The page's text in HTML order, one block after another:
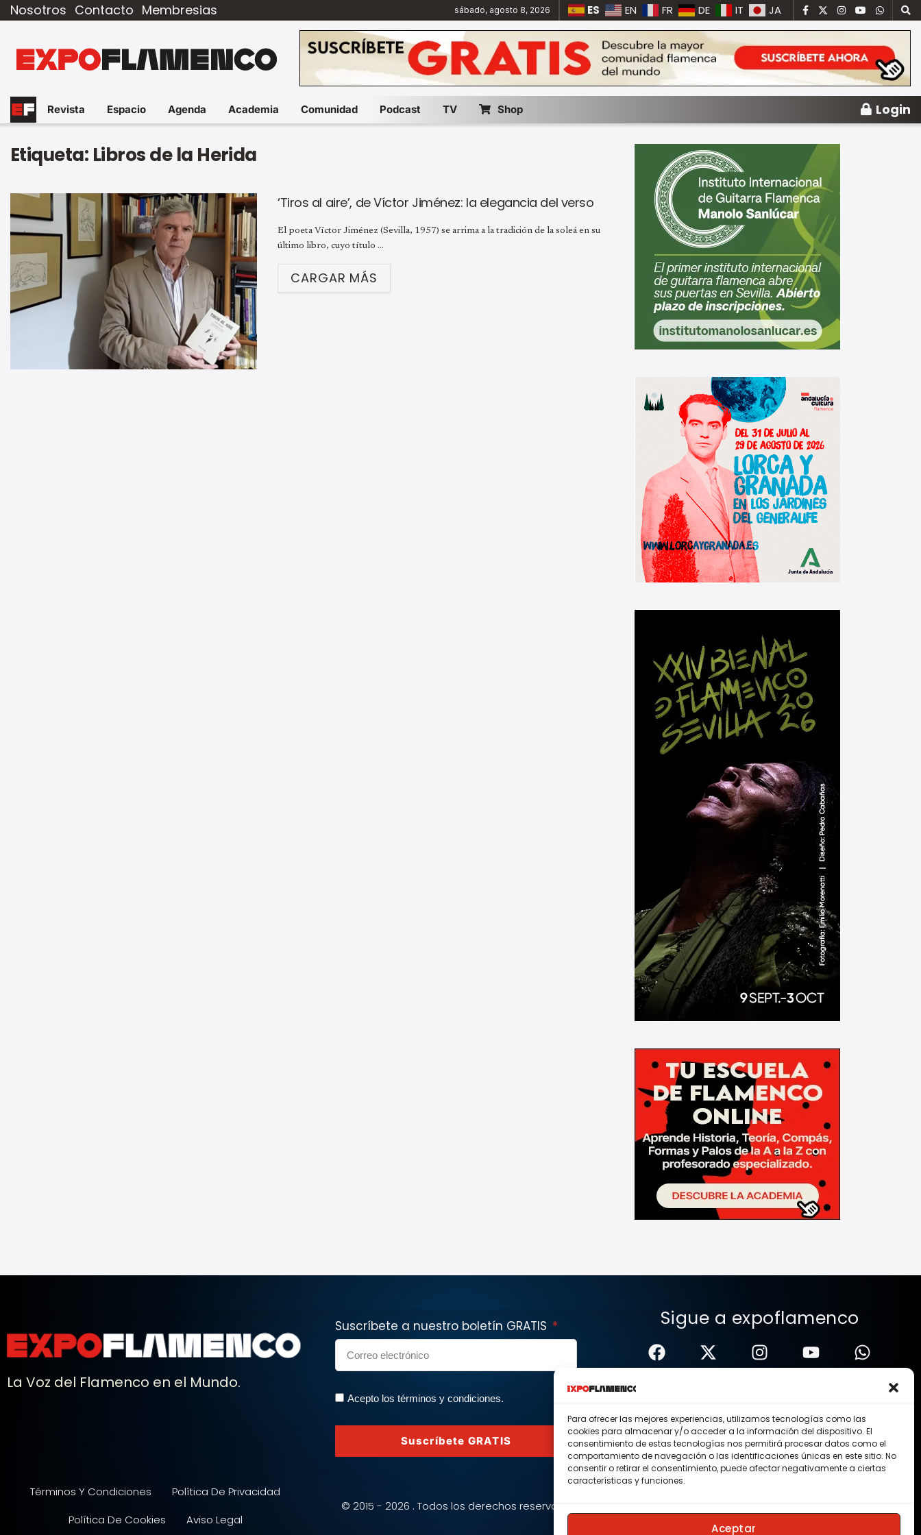
Para ofrecer las mejores experiencias, utilizamos tecnologías como las
cookies para almacenar y/o acceder a la información del dispositivo. El
consentimiento de estas tecnologías nos permitirá procesar datos como el
comportamiento de navegación o las identificaciones únicas en este sitio. No
consentir o retirar el consentimiento, puede afectar negativamente a ciertas
características y funciones.
Aceptar
Nosotros Contacto Membresias sábado, agosto 8, 2026 ES EN FR DE IT JA
Revista Espacio Agenda Academia Comunidad Podcast TV Shop Login
Etiqueta: Libros de la Herida
‘Tiros al aire’, de Víctor Jiménez: la elegancia del verso
El poeta Víctor Jiménez (Sevilla, 1957) se arrima a la tradición de la soleá en su
último libro, cuyo título ...
CARGAR MÁS
La Voz del Flamenco en el Mundo.
Suscríbete a nuestro boletín GRATIS
Acepto los términos y condiciones.
Suscríbete GRATIS
Sigue a expoflamenco
Términos Y Condiciones
Política De Privacidad
Política De Cookies
Aviso Legal
© 2015 - 2026 . Todos los derechos reservados.